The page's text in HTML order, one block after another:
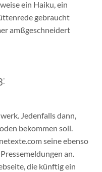
ein Haiku, ein
gebraucht
amßgeschneidert
Jedenfalls dann,
bekommen soll.
seine ebenso
an.
die künftig ein